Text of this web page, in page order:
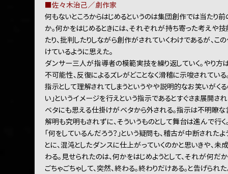
■佐々木治己／劇作家
何もないところからはじめるというのは集団創作では当たり前
か。何かをはじめるときには、それぞれが持ち寄った考えや
たり、批判したりしながら創作がされていくわけであるが、こ
けているように思えた。
ダンサー三人が指導者の模範実技を繰り返していく。やり方
不可能性、反復によるズレがどことなく滑稽に示唆されている
指示として理解されてしまうというやや説明的なお笑いがくる
い」というイメージを行えという指示であるとすぐさま展開
ベタにも思える仕掛けがベタから外される。指示は不明瞭
解明も究明もされずに、そういうものとして舞台は進んで行く
「何をしているんだろう？」という疑問も、稽古が中断された
とに、混沌としたダンスに仕上がっていくのかと思いきや、
わる。見せられたのは、何かをはじめようとして、それが何
ごちゃごちゃして、突然、終わる。終わりだけある。と告げられ